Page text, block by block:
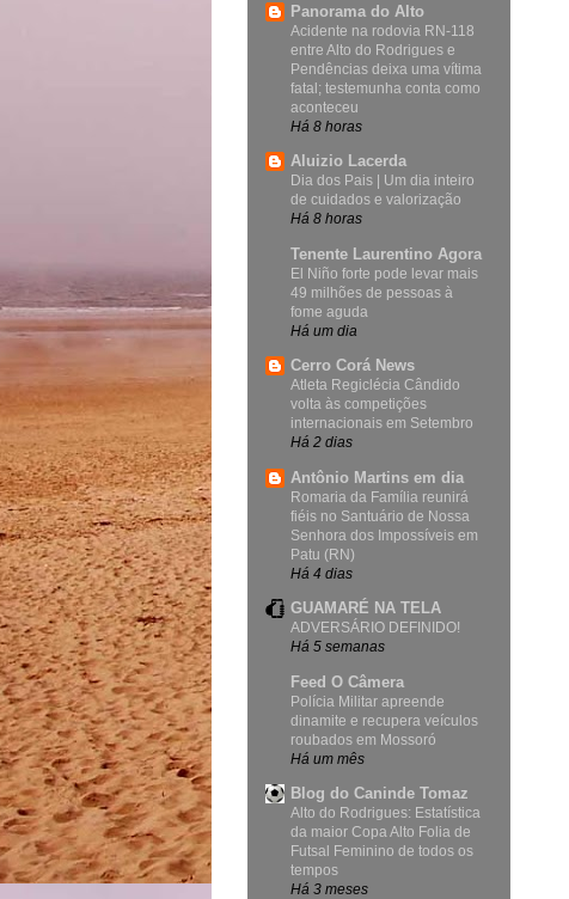
Panorama do Alto
Acidente na rodovia RN-118
entre Alto do Rodrigues e
Pendências deixa uma vítima
fatal; testemunha conta como
aconteceu
Há 8 horas
Aluizio Lacerda
Dia dos Pais | Um dia inteiro
de cuidados e valorização
Há 8 horas
Tenente Laurentino Agora
El Niño forte pode levar mais
49 milhões de pessoas à
fome aguda
Há um dia
Cerro Corá News
Atleta Regiclécia Cândido
volta às competições
internacionais em Setembro
Há 2 dias
Antônio Martins em dia
Romaria da Família reunirá
fiéis no Santuário de Nossa
Senhora dos Impossíveis em
Patu (RN)
Há 4 dias
GUAMARÉ NA TELA
ADVERSÁRIO DEFINIDO!
Há 5 semanas
Feed O Câmera
Polícia Militar apreende
dinamite e recupera veículos
roubados em Mossoró
Há um mês
Blog do Caninde Tomaz
Alto do Rodrigues: Estatística
da maior Copa Alto Folia de
Futsal Feminino de todos os
tempos
Há 3 meses